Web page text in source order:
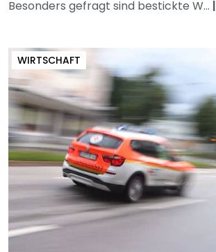
Besonders gefragt sind bestickte W... |
WIRTSCHAFT